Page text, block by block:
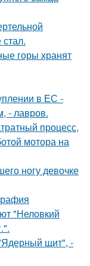
горы хранят
в ЕС -
- лавров.
процесс,
мотора на
ногу девочке
"Неловкий
щит", -